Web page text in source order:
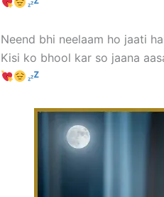
Neend bhi neelaam ho jaati
Kisi ko bhool kar so jaana